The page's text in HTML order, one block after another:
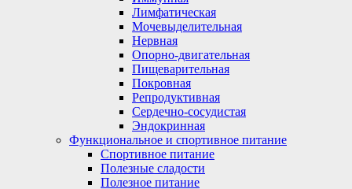
Лимфатическая
Мочевыделительная
Нервная
Опорно-двигательная
Пищеварительная
Покровная
Репродуктивная
Сердечно-сосудистая
Эндокринная
Функциональное и спортивное питание
Спортивное питание
Полезные сладости
Полезное питание